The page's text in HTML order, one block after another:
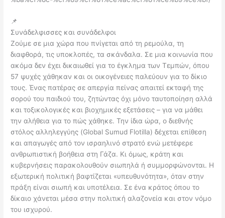
📌
Συνάδελφισσες και συνάδελφοι
Ζούμε σε μια χώρα που πνίγεται από τη ρεμούλα, τη
διαφθορά, τις υποκλοπές, τα σκάνδαλα. Σε μια κοινωνία που
ακόμα δεν έχει δικαιωθεί για το έγκλημα των Τεμπών, όπου
57 ψυχές χάθηκαν και οι οικογένειες παλεύουν για το δίκιο
τους. Ένας πατέρας σε απεργία πείνας απαιτεί εκταφή της
σορού του παιδιού του, ζητώντας όχι μόνο ταυτοποίηση αλλά
και τοξικολογικές και βιοχημικές εξετάσεις – για να μάθει
την αλήθεια για το πώς χάθηκε. Την ίδια ώρα, ο διεθνής
στόλος αλληλεγγύης (Global Sumud Flotilla) δέχεται επίθεση
και απαγωγές από τον ισραηλινό στρατό ενώ μετέφερε
ανθρωπιστική βοήθεια στη Γάζα. Κι όμως, κράτη και
κυβερνήσεις παρακολουθούν σιωπηλά ή συμμορφώνονται. Η
εξωτερική πολιτική βαφτίζεται «υπευθυνότητα», όταν στην
πράξη είναι σιωπή και υποτέλεια. Σε ένα κράτος όπου το
δίκαιο χάνεται μέσα στην πολιτική αλαζονεία και στον νόμο
του ισχυρού.